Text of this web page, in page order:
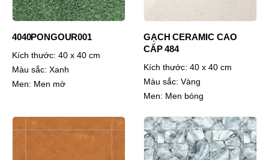
4040PONGOUR001
Kích thước: 40 x 40 cm
Màu sắc: Xanh
Men: Men mờ
GẠCH CERAMIC CAO
CẤP 484
Kích thước: 40 x 40 cm
Màu sắc: Vàng
Men: Men bóng